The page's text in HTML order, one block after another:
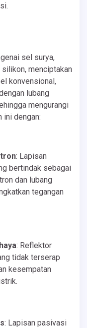
sel surya,
menciptakan
konvensional,
lubang
mengurangi
ini dengan:
: Lapisan
bertindak sebagai
dan lubang
tegangan
: Reflektor
tidak terserap
kesempatan
: Lapisan pasivasi